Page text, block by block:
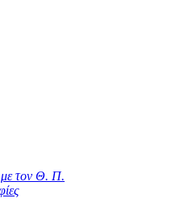
με τον Θ. Π.